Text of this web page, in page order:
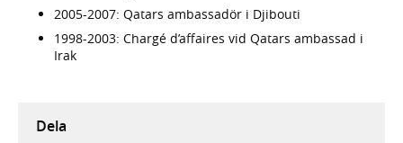
2005-2007: Qatars ambassadör i Djibouti
1998-2003: Chargé d’affaires vid Qatars ambassad i
Irak
Dela